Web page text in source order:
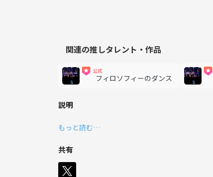
関連の推しタレント・作品
フィロソフィーのダンス
説明
もっと読む…
共有